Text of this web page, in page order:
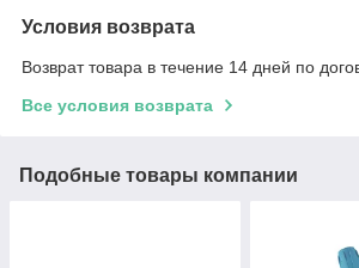
Условия возврата
Возврат товара в течение 14 дней по
Все условия возврата
Подобные товары компании